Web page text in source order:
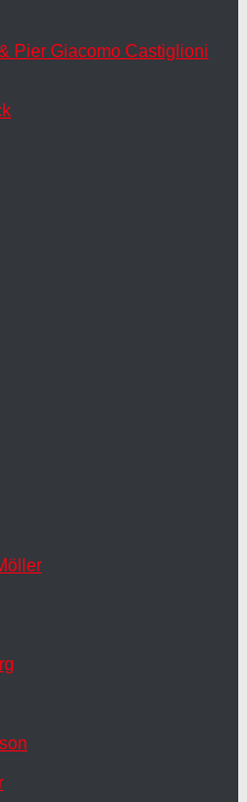
Pier Giacomo Castiglioni